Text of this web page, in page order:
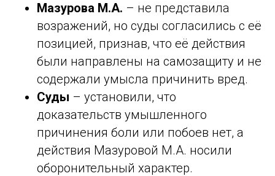
Мазурова М.А. – не представила
возражений, но суды согласились с её
позицией, признав, что её действия
были направлены на самозащиту и не
содержали умысла причинить вред.
Суды – установили, что
доказательств умышленного
причинения боли или побоев нет, а
действия Мазуровой М.А. носили
оборонительный характер.